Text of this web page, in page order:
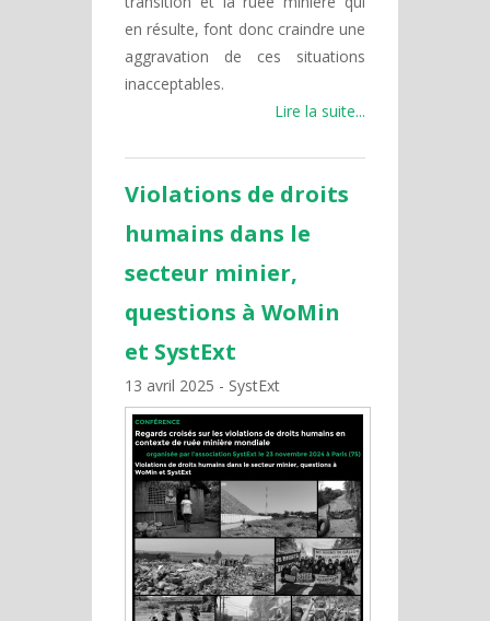
en résulte, font donc craindre une
aggravation de ces situations
inacceptables.
Lire la suite...
Violations de droits
humains dans le
secteur minier,
questions à WoMin
et SystExt
13 avril 2025 SystExt